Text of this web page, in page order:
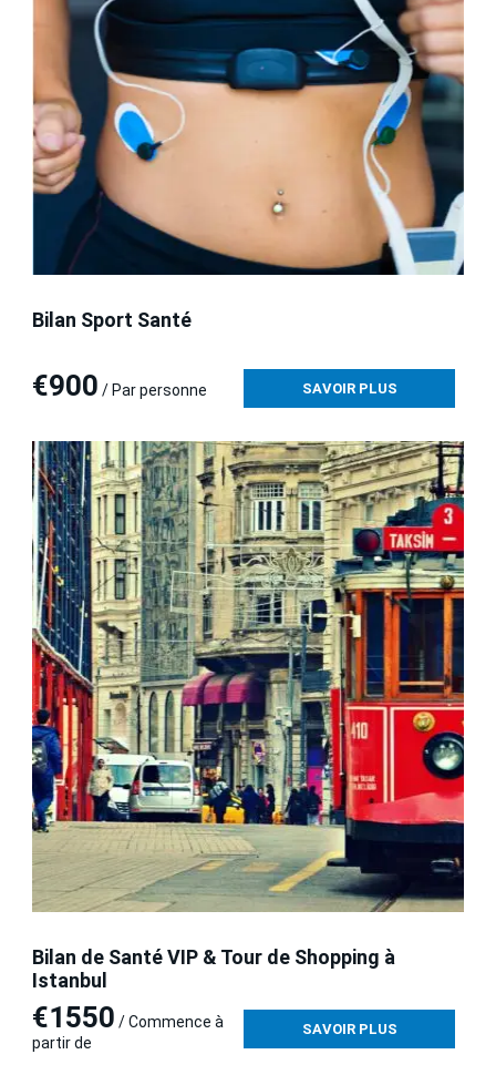
Bilan Sport Santé
€900 / Par personne SAVOIR PLUS
Bilan de Santé VIP & Tour de Shopping à
Istanbul
€1550 / Commence à
partir de
SAVOIR PLUS